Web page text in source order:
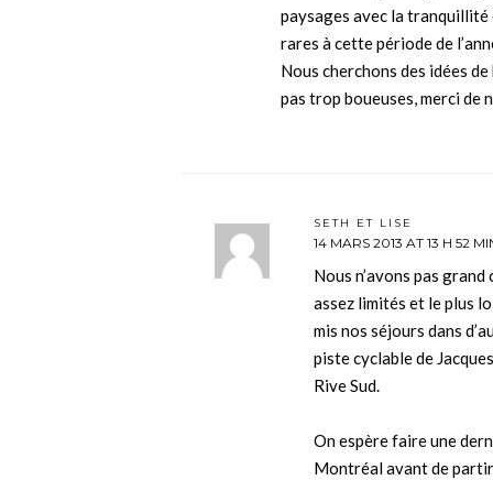
paysages avec la
rares à cette période de
Nous cherchons des idées
pas trop boueuses, merci de
SETH ET LISE
14 MARS 2013 AT 13 H 52
Nous n’avons pas
assez limités et le plus
mis nos séjours dans
piste cyclable de
Rive Sud.
On espère faire une
Montréal avant de